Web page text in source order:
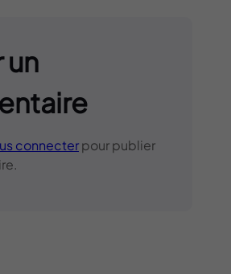
un
connecterpour publier